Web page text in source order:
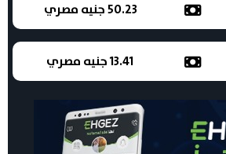
50.23 جنيه مصري
13.41 جنيه مصري